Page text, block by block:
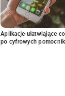
Aplikacje ułatwiające
po cyfrowych